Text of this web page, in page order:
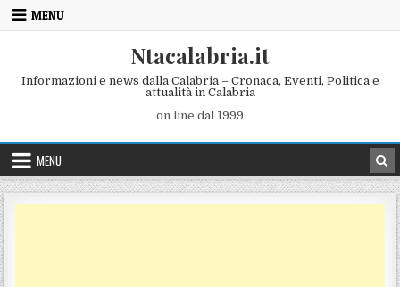
Skip to content
MENU
Ntacalabria.it
Informazioni e news dalla Calabria – Cronaca, Eventi, Politica e
attualità in Calabria
on line dal 1999
MENU